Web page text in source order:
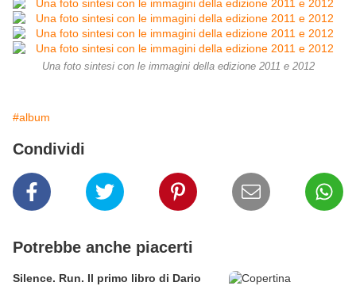
Una foto sintesi con le immagini della edizione 2011 e 2012
#album
Condividi
Potrebbe anche piacerti
Silence. Run. Il primo libro di Dario